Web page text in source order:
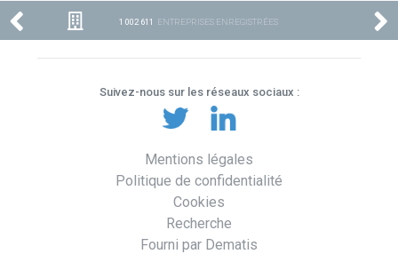
1 002 611 ENTREPRISES ENREGISTRÉES
Suivez-nous sur les réseaux sociaux :
Mentions légales
Politique de confidentialité
Cookies
Recherche
Fourni par Dematis